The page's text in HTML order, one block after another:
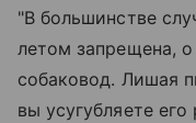
"В большинстве
летом запрещена,
собаковод. Лишая
вы усугубляете